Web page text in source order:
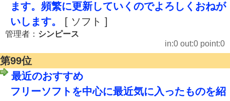
ます。頻繁に更新していくのでよろしくおねが
いします。
[ ソフト ]
管理者： シンピース
in:0 out:0 point:0
第99位
最近のおすすめ
フリーソフトを中心に最近気に入ったものを紹